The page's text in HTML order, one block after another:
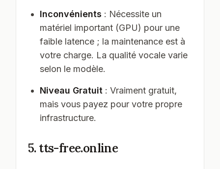
Inconvénients : Nécessite un
matériel important (GPU) pour une
faible latence ; la maintenance est à
votre charge. La qualité vocale varie
selon le modèle.
Niveau Gratuit : Vraiment gratuit,
mais vous payez pour votre propre
infrastructure.
5. tts-free.online